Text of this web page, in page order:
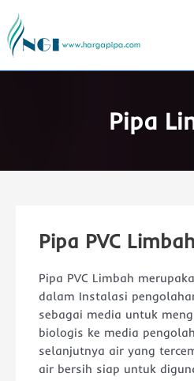
ke
konten
Pipa
Pipa PVC
Pipa PVC Limbah
dalam Instalasi
sebagai media untuk
biologis ke media
selanjutnya air yang
air bersih siap untuk